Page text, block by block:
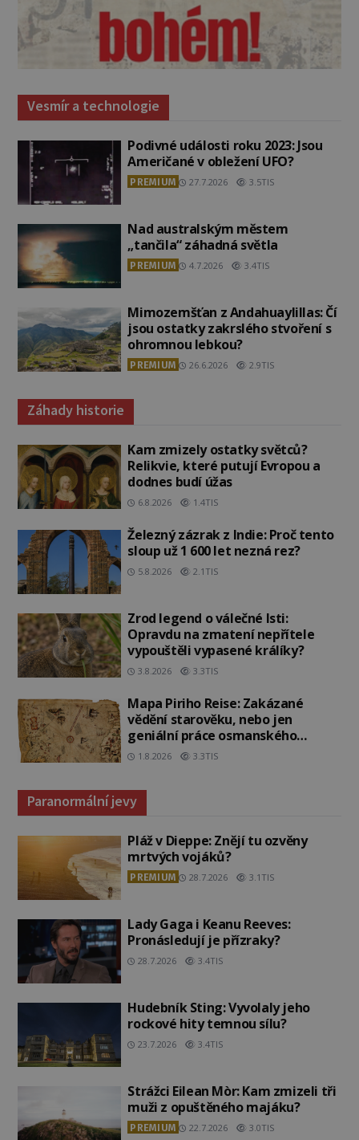
Vesmír a technologie
Podivné události roku 2023: Jsou
Američané v obležení UFO?
PREMIUM 27.7.2026 3.5TIS
Nad australským městem
„tančila“ záhadná světla
PREMIUM 4.7.2026 3.4TIS
Mimozemšťan z Andahuaylillas: Čí
jsou ostatky zakrslého stvoření s
ohromnou lebkou?
PREMIUM 26.6.2026 2.9TIS
Záhady historie
Kam zmizely ostatky světců?
Relikvie, které putují Evropou a
dodnes budí úžas
6.8.2026 1.4TIS
Železný zázrak z Indie: Proč tento
sloup už 1 600 let nezná rez?
5.8.2026 2.1TIS
Zrod legend o válečné lsti:
Opravdu na zmatení nepřítele
vypouštěli vypasené králíky?
3.8.2026 3.3TIS
Mapa Piriho Reise: Zakázané
vědění starověku, nebo jen
geniální práce osmanského
admirála?
1.8.2026 3.3TIS
Paranormální jevy
Pláž v Dieppe: Znějí tu ozvěny
mrtvých vojáků?
PREMIUM 28.7.2026 3.1TIS
Lady Gaga i Keanu Reeves:
Pronásledují je přízraky?
28.7.2026 3.4TIS
Hudebník Sting: Vyvolaly jeho
rockové hity temnou sílu?
23.7.2026 3.4TIS
Strážci Eilean Mòr: Kam zmizeli tři
muži z opuštěného majáku?
PREMIUM 22.7.2026 3.0TIS